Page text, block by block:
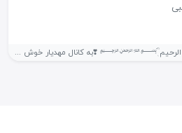
ٖؒ﷽‌بسمـے اللـہ الرحمن الرحیم َ‌ٖؒ﷽ ❣به کانال مهدیار خوش اومدید❣ اینجا جایی...